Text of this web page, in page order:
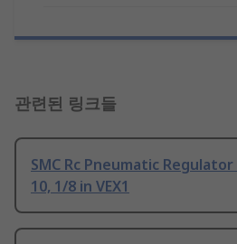
관련된 링크들
SMC Rc Pneumatic Regulator
10, 1/8 in VEX1